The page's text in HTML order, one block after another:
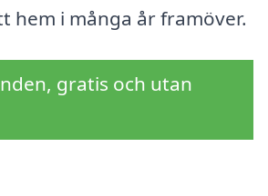
hem i många år framöver.
gratis och utan